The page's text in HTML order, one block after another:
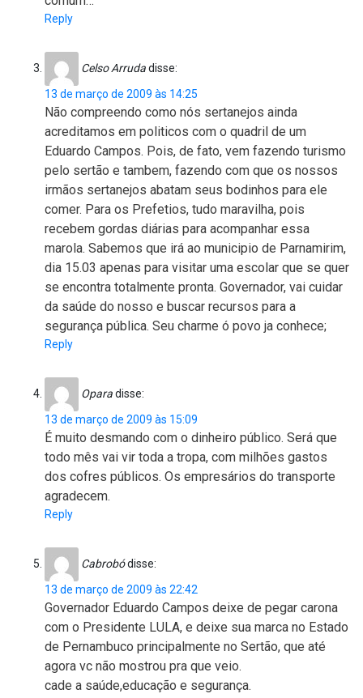
Reply
Celso Arrudadisse:
13 de março de 2009 às 14:25
Não compreendo como nós sertanejos ainda
acreditamos em politicos com o quadril de um
Eduardo Campos. Pois, de fato, vem fazendo turismo
pelo sertão e tambem, fazendo com que os nossos
irmãos sertanejos abatam seus bodinhos para ele
comer. Para os Prefetios, tudo maravilha, pois
recebem gordas diárias para acompanhar essa
marola. Sabemos que irá ao municipio de Parnamirim,
dia 15.03 apenas para visitar uma escolar que se quer
se encontra totalmente pronta. Governador, vai cuidar
da saúde do nosso e buscar recursos para a
segurança pública. Seu charme ó povo ja conhece;
Reply
Oparadisse:
13 de março de 2009 às 15:09
É muito desmando com o dinheiro público. Será que
todo mês vai vir toda a tropa, com milhões gastos
dos cofres públicos. Os empresários do transporte
agradecem.
Reply
Cabrobódisse:
13 de março de 2009 às 22:42
Governador Eduardo Campos deixe de pegar carona
com o Presidente LULA, e deixe sua marca no Estado
de Pernambuco principalmente no Sertão, que até
agora vc não mostrou pra que veio.
cade a saúde,educação e segurança.